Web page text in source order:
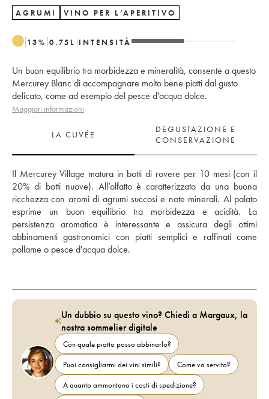
AGRUMI VINO PER L’APERITIVO
13% 0.75 L INTENSITÀ
Un buon equilibrio tra morbidezza e mineralità, consente a questo
Mercurey Blanc di accompagnare molto bene piatti dal gusto
delicato, come ad esempio del pesce d'acqua dolce.
Maggiori informazioni
LA CUVÉE
DEGUSTAZIONE E
CONSERVAZIONE
Il Mercurey Village matura in botti di rovere per 10 mesi (con il
20% di botti nuove). All’olfatto è caratterizzato da una buona
ricchezza con aromi di agrumi succosi e note minerali. Al palato
esprime un buon equilibrio tra morbidezza e acidità. La
persistenza aromatica è interessante e assicura degli ottimi
abbinamenti gastronomici con piatti semplici e raffinati come
pollame o pesce d'acqua dolce.
Un dubbio su questo vino? Chiedi a Margaux, la
nostra sommelier digitale
Con quale piatto posso abbinarlo?
Puoi consigliarmi dei vini simili?
Come va servito?
A quanto ammontano i costi di spedizione?